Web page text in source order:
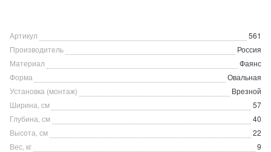
Артикул
561
Производитель
Россия
Материал
Фаянс
Форма
Овальная
Установка (монтаж)
Врезной
Ширина, см
57
Глубина, см
40
Высота, см
22
Вес, кг
9